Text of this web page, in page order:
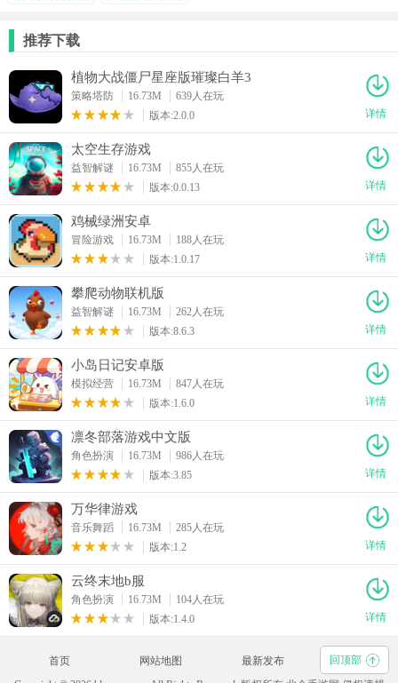
推荐下载
植物大战僵尸星座版璀璨白羊3
策略塔防 16.73M
639人在玩
版本:2.0.0
详情
太空生存游戏
益智解谜 16.73M
855人在玩
版本:0.0.13
详情
鸡械绿洲安卓
冒险游戏 16.73M
188人在玩
版本:1.0.17
详情
攀爬动物联机版
益智解谜 16.73M
262人在玩
版本:8.6.3
详情
小岛日记安卓版
模拟经营 16.73M
847人在玩
版本:1.6.0
详情
凛冬部落游戏中文版
角色扮演 16.73M
986人在玩
版本:3.85
详情
万华律游戏
音乐舞蹈 16.73M
285人在玩
版本:1.2
详情
云终末地b服
角色扮演 16.73M
104人在玩
版本:1.4.0
详情
首页 网站地图 最新发布
回顶部